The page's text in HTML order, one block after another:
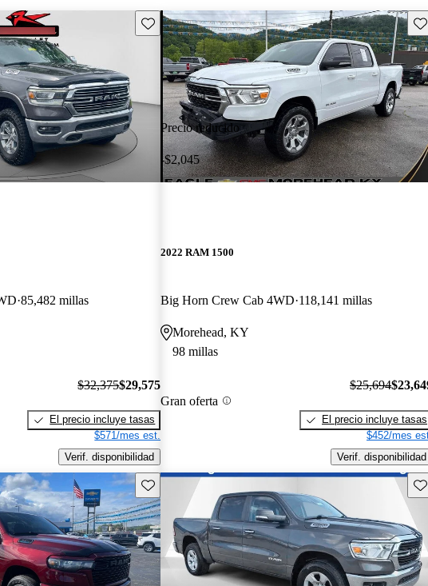
Guarda este Aviso
85,482 millas
$32,375$29,575
El precio incluye tasas
$571/mes est.
Verif. disponibilidad
Precio reducido
-$2,045
2022 RAM 1500
Big Horn Crew Cab 4WD 118,141 millas
Morehead, KY
98 millas
Gran oferta
$25,694
El precio incluye tasas
$452/mes
Verif. disponibilidad
Guarda este Aviso